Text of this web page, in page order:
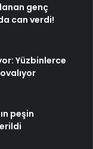
genç
can verdi!
Yüzbinlerce
peşin